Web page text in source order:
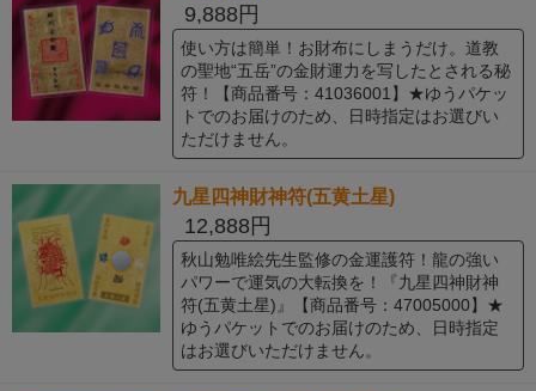
9,888円
使い方は簡単！お財布にしまうだけ。道教
の聖地“五岳”の金財運力を写したとされる秘
符！【商品番号：41036001】★ゆうパケッ
トでのお届けのため、日時指定はお選びい
ただけません。
九星四神財神符(五黄土星)
12,888円
秋山勉唯絵先生監修の金運護符！龍の強い
パワーで運気の大転換を！『九星四神財神
符(五黄土星)』【商品番号：47005000】★
ゆうパケットでのお届けのため、日時指定
はお選びいただけません。